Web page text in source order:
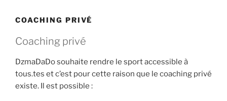
COACHING PRIVÉ
Coaching privé
DzmaDaDo souhaite rendre le sport accessible à
tous.tes et c’est pour cette raison que le coaching privé
existe. Il est possible :